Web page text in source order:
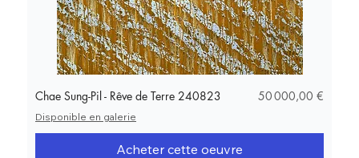
Chae Sung-Pil - Rêve de Terre 240823 Prix
50 000,00 €
Disponible en galerie
Acheter cette oeuvre